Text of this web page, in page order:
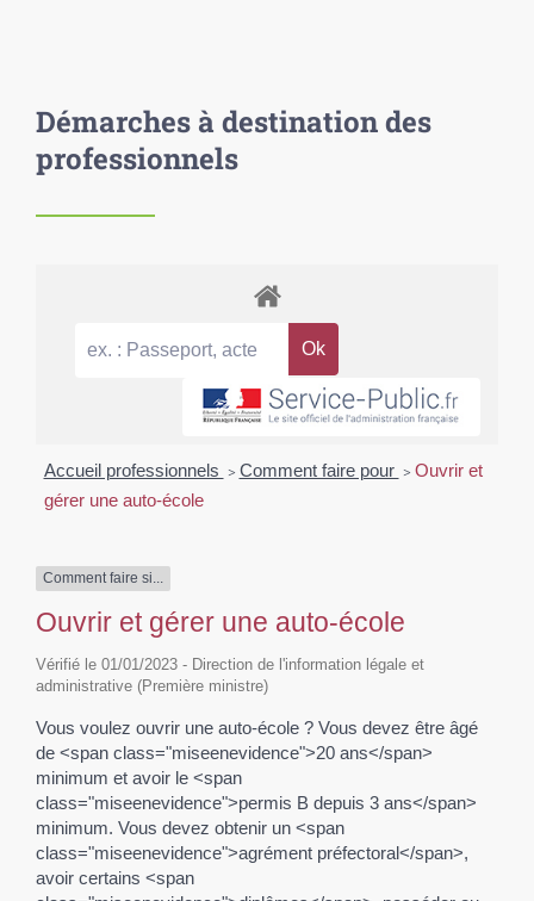
Démarches à destination des
professionnels
Accueil professionnels > Comment faire pour > Ouvrir et
gérer une auto-école
Comment faire si...
Ouvrir et gérer une auto-école
Vérifié le 01/01/2023 - Direction de l'information légale et
administrative (Première ministre)
Vous voulez ouvrir une auto-école ? Vous devez être âgé
de <span class="miseenevidence">20 ans</span>
minimum et avoir le <span
class="miseenevidence">permis B depuis 3 ans</span>
minimum. Vous devez obtenir un <span
class="miseenevidence">agrément préfectoral</span>,
avoir certains <span